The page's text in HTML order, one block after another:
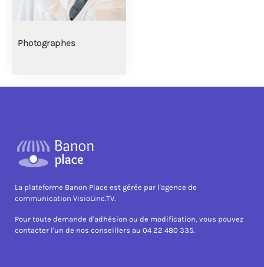
Photographes
La plateforme Banon Place est gérée par l'agence de
communication VisioLine.TV.
Pour toute demande d'adhésion ou de modification, vous pouvez
contacter l'un de nos conseillers au 04 22 480 335.